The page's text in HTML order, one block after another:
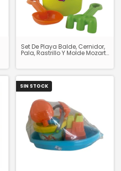
Set De Playa Balde, Cernidor,
Pala, Rastrillo Y Molde Mozart
SIN STOCK